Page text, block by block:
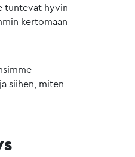
tuntevat hyvin
kertomaan
siihen, miten